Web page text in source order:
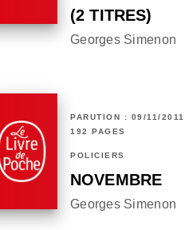
(2 TITRES)
Georges Simenon
PARUTION : 09/11/2011
192 PAGES
POLICIERS
NOVEMBRE
Georges Simenon